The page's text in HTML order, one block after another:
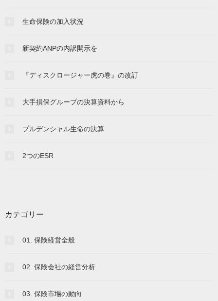
生命保険の加入状況
新契約ANPの内訳開示を
『ディスクロージャー虎の巻』の改訂
大手損保グループの決算資料から
プルデンシャル生命の決算
2つのESR
カテゴリー
01. 保険経営全般
02. 保険会社の経営分析
03. 保険市場の動向